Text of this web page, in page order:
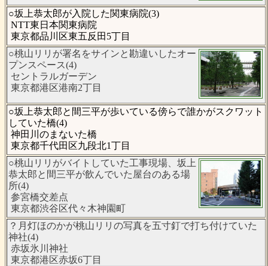
○坂上恭太郎が入院した関東病院(3)
NTT東日本関東病院
東京都品川区東五反田5丁目
○桃山リリが署名をサインと勘違いしたオー
プンスペース(4)
セントラルガーデン
東京都港区港南2丁目
○坂上恭太郎と間三平が歩いている傍らで誰かがスクワット
していた橋(4)
神田川のまないた橋
東京都千代田区九段北1丁目
○桃山リリがバイトしていた工事現場、坂上
恭太郎と間三平が飲んでいた屋台のある場
所(4)
参宮橋交差点
東京都渋谷区代々木神園町
？月灯ほのかが桃山リリの写真を五寸釘で打ち付けていた
神社(4)
赤坂氷川神社
東京都港区赤坂6丁目